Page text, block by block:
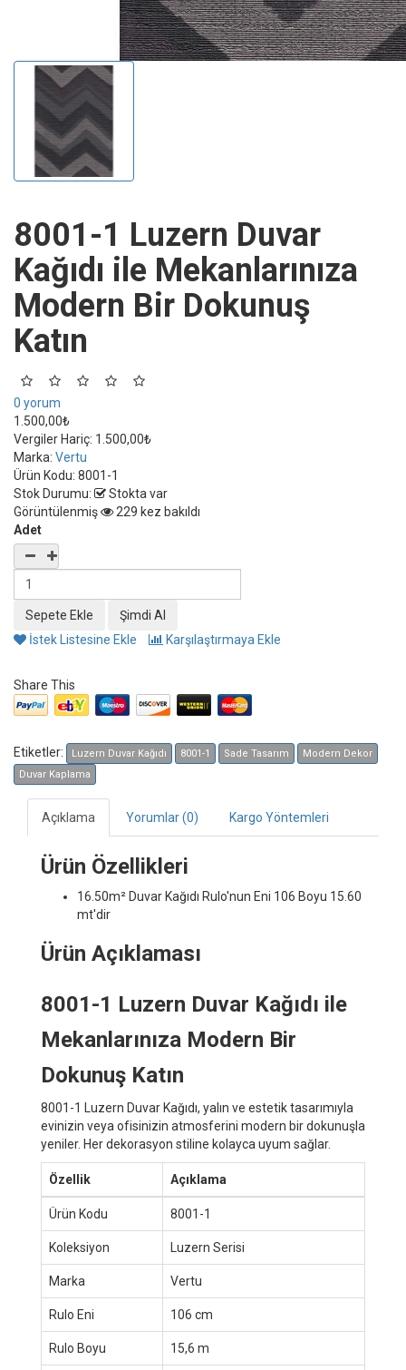
8001-1 Luzern Duvar
Kağıdı ile Mekanlarınıza
Modern Bir Dokunuş
Katın
0 yorum
1.500,00₺
Vergiler Hariç: 1.500,00₺
Marka: Vertu
Ürün Kodu: 8001-1
Stok Durumu:
Stokta var
Görüntülenmiş
229 kez bakıldı
Adet
İstek Listesine Ekle Karşılaştırmaya Ekle
Share This
Etiketler: Luzern Duvar Kağıdı 8001-1 Sade Tasarım
Modern Dekor
Duvar Kaplama
Açıklama Yorumlar (0) Kargo Yöntemleri
Ürün Özellikleri
16.50m² Duvar Kağıdı Rulo'nun Eni 106 Boyu 15.60
mt'dir
Ürün Açıklaması
8001-1 Luzern Duvar Kağıdı ile
Mekanlarınıza Modern Bir
Dokunuş Katın
8001-1 Luzern Duvar Kağıdı, yalın ve estetik tasarımıyla
evinizin veya ofisinizin atmosferini modern bir dokunuşla
yeniler. Her dekorasyon stiline kolayca uyum sağlar.
Özellik Açıklama
Ürün Kodu 8001-1
Koleksiyon Luzern Serisi
Marka Vertu
Rulo Eni 106 cm
Rulo Boyu 15,6 m